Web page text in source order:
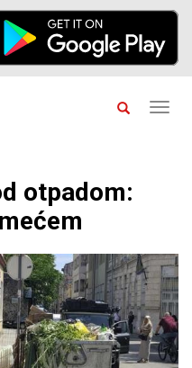
otpadom: